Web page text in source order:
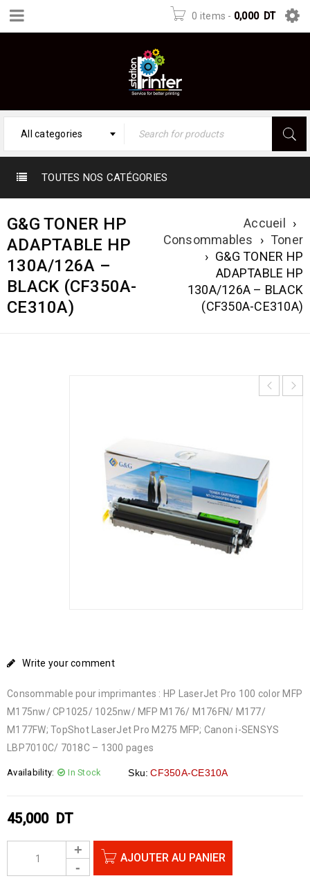
0 items - 0,000 DT
All categories
TOUTES NOS CATÉGORIES
G&G TONER HP
ADAPTABLE HP
130A/126A –
BLACK (CF350A-
CE310A)
Accueil
›
Consommables
› Toner
› G&G TONER HP
ADAPTABLE HP
130A/126A – BLACK
(CF350A-CE310A)
Write your comment
Consommable pour imprimantes : HP LaserJet Pro 100 color MFP
M175nw/ CP1025/ 1025nw/ MFP M176/ M176FN/ M177/
M177FW; TopShot LaserJet Pro M275 MFP; Canon i-SENSYS
LBP7010C/ 7018C – 1300 pages
Availability: In Stock Sku: CF350A-CE310A
45,000 DT
AJOUTER AU PANIER